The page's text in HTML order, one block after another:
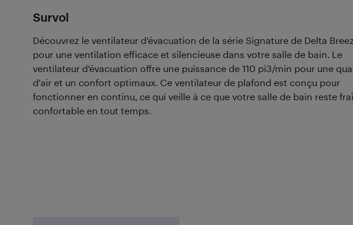
Survol
Découvrez le ventilateur d'évacuation de la série Signature de Delta
pour une ventilation efficace et silencieuse dans votre salle de bain. Le
ventilateur d'évacuation offre une puissance de 110 pi3/min pour une
d'air et un confort optimaux. Ce ventilateur de plafond est conçu pour
fonctionner en continu, ce qui veille à ce que votre salle de bain reste
confortable en tout temps.